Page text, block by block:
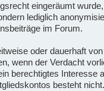
eingeräumt
lediglich
im Forum.
oder dauerhaft
wenn der Verdacht
berechtigtes Interesse
besteht nicht.